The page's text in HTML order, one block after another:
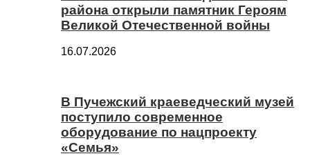
района открыли памятник Героям
Великой Отечественной войны
16.07.2026
В Пучежский краеведческий музей
поступило современное
оборудование по нацпроекту
«Семья»